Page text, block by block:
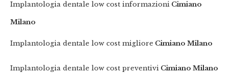
Implantologia dentale low cost informazioni Cimiano
Milano
Implantologia dentale low cost migliore Cimiano Milano
Implantologia dentale low cost preventivi Cimiano Milano